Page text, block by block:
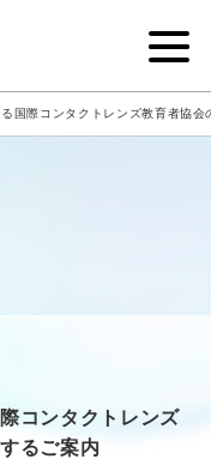
国際コンタクトレンズ教育者協
コンタクトレンズ
るご案内